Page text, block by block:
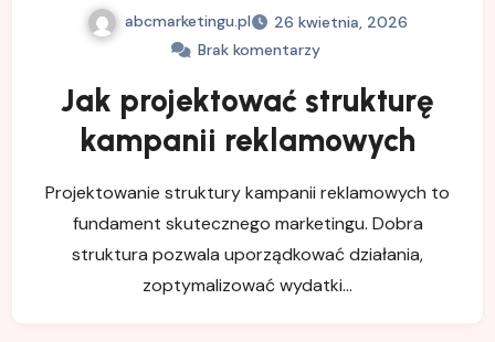
abcmarketingu.pl
26 kwietnia, 2026
Brak komentarzy
Jak projektować strukturę
kampanii reklamowych
Projektowanie struktury kampanii reklamowych to
fundament skutecznego marketingu. Dobra
struktura pozwala uporządkować działania,
zoptymalizować wydatki…